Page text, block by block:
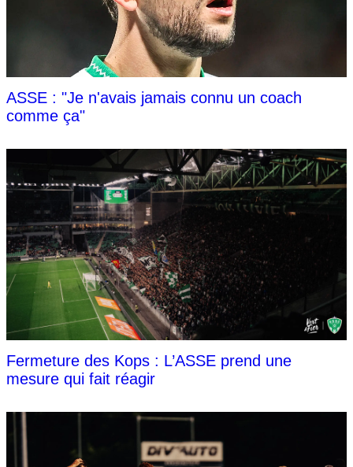
ASSE : "Je n'avais jamais connu un coach
comme ça"
Fermeture des Kops : L’ASSE prend une
mesure qui fait réagir